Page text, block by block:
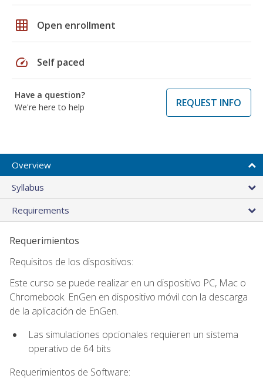
grid_on Open enrollment
speed Self paced
Have a question?
We're here to help
REQUEST INFO
Overview
Syllabus
Requirements
Requerimientos
Requisitos de los dispositivos:
Este curso se puede realizar en un dispositivo PC, Mac o
Chromebook. EnGen en dispositivo móvil con la descarga
de la aplicación de EnGen.
Las simulaciones opcionales requieren un sistema
operativo de 64 bits
Requerimientos de Software: